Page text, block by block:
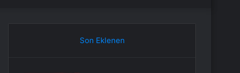
Son Eklenen